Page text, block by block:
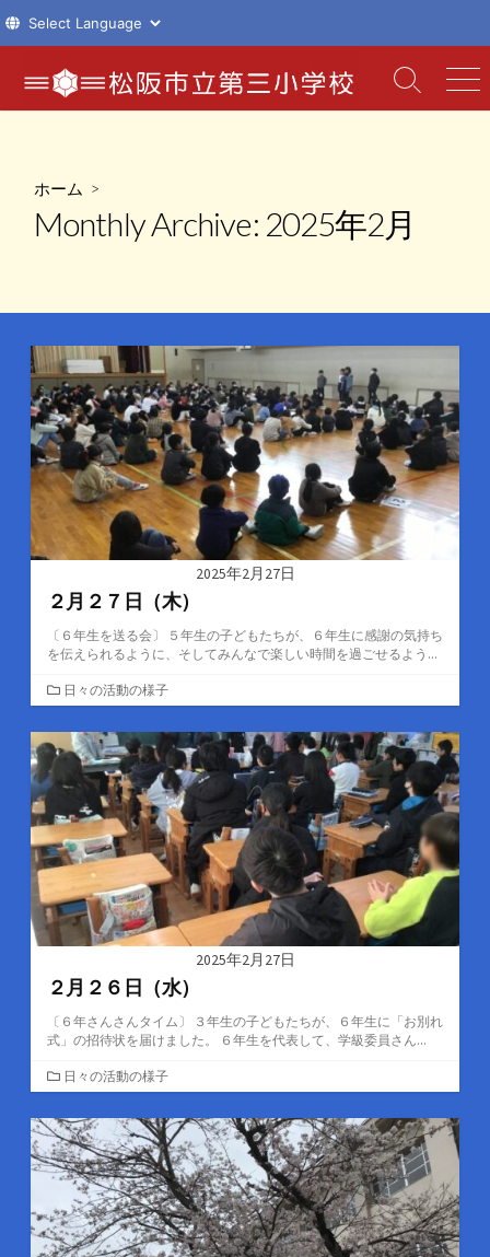
テ
検
索
メ
ニ
ホーム >
Monthly Archive: 2025年2月
2025年2月27日
２月２７日（木）
〔６年生を送る会〕 ５年生の子どもたちが、６年生に感謝の気持ち
を伝えられるように、そしてみんなで楽しい時間を過ごせるよう...
カ
テ
ゴ
リ
日々の活動の様子
2025年2月27日
２月２６日（水）
〔６年さんさんタイム〕 ３年生の子どもたちが、６年生に「お別れ
式」の招待状を届けました。 ６年生を代表して、学級委員さん...
カ
テ
ゴ
リ
ー
日々の活動の様子